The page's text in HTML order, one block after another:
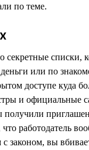
по теме.
секретные списки,
или по
доступе куда
и официальные
получили
что работодатель
законом, вы